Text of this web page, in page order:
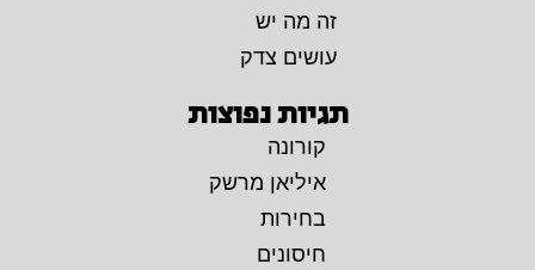
זה מה יש
עושים צדק
תגיות נפוצות
קורונה
איליאן מרשק
בחירות
חיסונים